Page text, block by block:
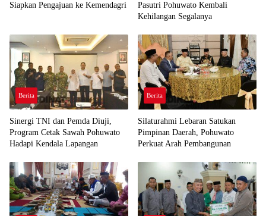
Siapkan Pengajuan ke Kemendagri
Pasutri Pohuwato Kembali
Kehilangan Segalanya
Berita
Sinergi TNI dan Pemda Diuji,
Program Cetak Sawah Pohuwato
Hadapi Kendala Lapangan
Berita
Silaturahmi Lebaran Satukan
Pimpinan Daerah, Pohuwato
Perkuat Arah Pembangunan